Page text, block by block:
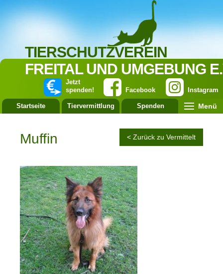
TIERSCHUTZVEREIN
FREITAL UND UMGEBUNG
Instagram
Facebook
Jetzt
spenden!
Startseite Tiervermittlung Spenden Menü
Muffin < Zurück zu Vermittelt